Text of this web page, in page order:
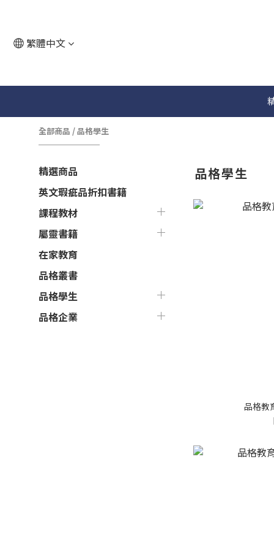
繁體中文
全部商品 /品格學生
精選商品
英文瑕疵品折扣書籍
課程教材
屬靈書籍
在家教育
品格叢書
品格學生
品格企業
品格學生
品格教